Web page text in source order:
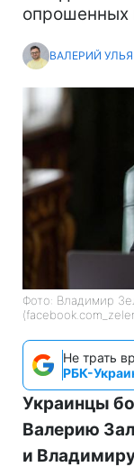
опрошенных
ВАЛЕРИЙ
Фото: Владимир
Не трать
РБК-
Украинцы
Валерию
и